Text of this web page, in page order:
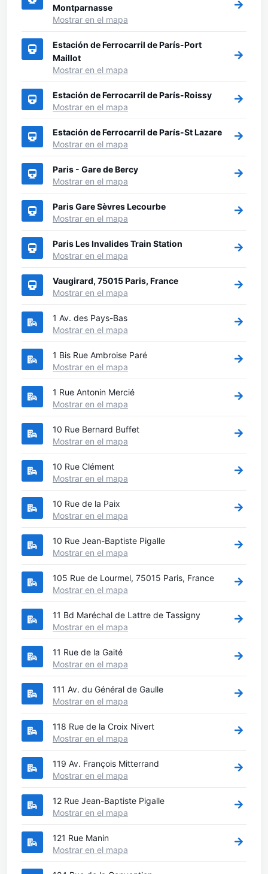
Montparnasse
Mostrar en el mapa
Estación de Ferrocarril de París-Port
Maillot
Mostrar en el mapa
Estación de Ferrocarril de París-Roissy
Mostrar en el mapa
Estación de Ferrocarril de París-St Lazare
Mostrar en el mapa
Paris - Gare de Bercy
Mostrar en el mapa
Paris Gare Sèvres Lecourbe
Mostrar en el mapa
Paris Les Invalides Train Station
Mostrar en el mapa
Vaugirard, 75015 Paris, France
Mostrar en el mapa
1 Av. des Pays-Bas
Mostrar en el mapa
1 Bis Rue Ambroise Paré
Mostrar en el mapa
1 Rue Antonin Mercié
Mostrar en el mapa
10 Rue Bernard Buffet
Mostrar en el mapa
10 Rue Clément
Mostrar en el mapa
10 Rue de la Paix
Mostrar en el mapa
10 Rue Jean-Baptiste Pigalle
Mostrar en el mapa
105 Rue de Lourmel, 75015 Paris, France
Mostrar en el mapa
11 Bd Maréchal de Lattre de Tassigny
Mostrar en el mapa
11 Rue de la Gaité
Mostrar en el mapa
111 Av. du Général de Gaulle
Mostrar en el mapa
118 Rue de la Croix Nivert
Mostrar en el mapa
119 Av. François Mitterrand
Mostrar en el mapa
12 Rue Jean-Baptiste Pigalle
Mostrar en el mapa
121 Rue Manin
Mostrar en el mapa